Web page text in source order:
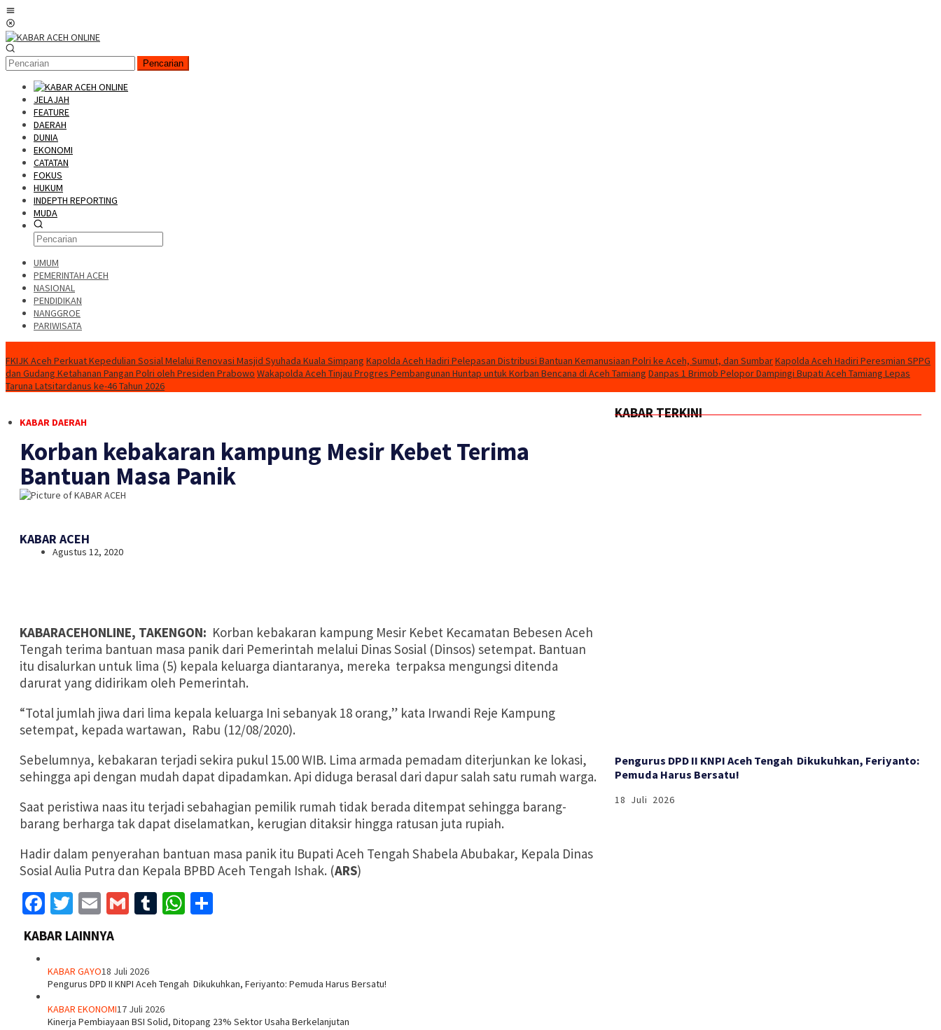
Pencarian
JELAJAH
FEATURE
DAERAH
DUNIA
EKONOMI
CATATAN
FOKUS
HUKUM
INDEPTH REPORTING
MUDA
UMUM
PEMERINTAH ACEH
NASIONAL
PENDIDIKAN
NANGGROE
PARIWISATA
FKIJK Aceh Perkuat Kepedulian Sosial Melalui Renovasi Masjid Syuhada Kuala Simpang Kapolda Aceh Hadiri Pelepasan Distribusi Bantuan Kemanusiaan Polri ke Aceh, Sumut, dan SumbarKapolda Aceh Hadiri Peresmian SPPG
dan Gudang Ketahanan Pangan Polri oleh Presiden Prabowo Wakapolda Aceh Tinjau Progres Pembangunan Huntap untuk Korban Bencana di Aceh Tamiang Danpas 1 Brimob Pelopor Dampingi Bupati Aceh Tamiang Lepas
Taruna Latsitardanus ke-46 Tahun 2026
KABAR DAERAH
Korban kebakaran kampung Mesir Kebet Terima
Bantuan Masa Panik
KABAR ACEH
Agustus 12, 2020
KABARACEHONLINE, TAKENGON: Korban kebakaran kampung Mesir Kebet Kecamatan Bebesen Aceh
Tengah terima bantuan masa panik dari Pemerintah melalui Dinas Sosial (Dinsos) setempat. Bantuan
itu disalurkan untuk lima (5) kepala keluarga diantaranya, mereka terpaksa mengungsi ditenda
darurat yang didirikam oleh Pemerintah.
“Total jumlah jiwa dari lima kepala keluarga Ini sebanyak 18 orang,” kata Irwandi Reje Kampung
setempat, kepada wartawan, Rabu (12/08/2020).
Sebelumnya, kebakaran terjadi sekira pukul 15.00 WIB. Lima armada pemadam diterjunkan ke lokasi,
sehingga api dengan mudah dapat dipadamkan. Api diduga berasal dari dapur salah satu rumah warga.
Saat peristiwa naas itu terjadi sebahagian pemilik rumah tidak berada ditempat sehingga barang-
barang berharga tak dapat diselamatkan, kerugian ditaksir hingga ratusan juta rupiah.
Hadir dalam penyerahan bantuan masa panik itu Bupati Aceh Tengah Shabela Abubakar, Kepala Dinas
Sosial Aulia Putra dan Kepala BPBD Aceh Tengah Ishak. (ARS)
Facebook
Twitter
EmailGmailTumblrWhatsApp
KABAR LAINNYA
KABAR GAYO18 Juli 2026
‎Pengurus DPD II KNPI Aceh Tengah Dikukuhkan, Feriyanto: Pemuda Harus Bersatu!
KABAR EKONOMI17 Juli 2026
Kinerja Pembiayaan BSI Solid, Ditopang 23% Sektor Usaha Berkelanjutan
KABAR TERKINI
‎Pengurus DPD II KNPI Aceh Tengah Dikukuhkan, Feriyanto:
Pemuda Harus Bersatu!
18 Juli 2026